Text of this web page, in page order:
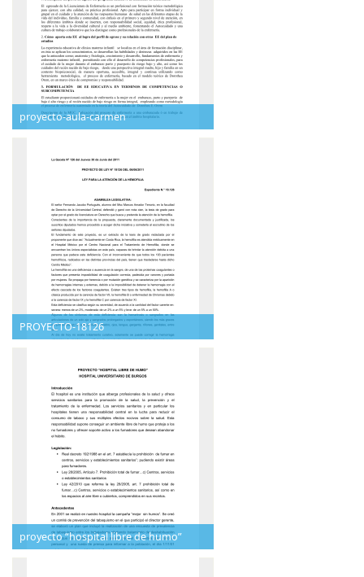
proyecto-aula-carmen
PROYECTO-18126
proyecto “hospital libre de humo”